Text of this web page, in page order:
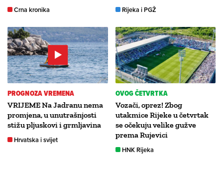
Crna kronika
Rijeka i PGŽ
PROGNOZA VREMENA
VRIJEME Na Jadranu nema
promjena, u unutrašnjosti
stižu pljuskovi i grmljavina
Hrvatska i svijet
OVOG ČETVRTKA
Vozači, oprez! Zbog
utakmice Rijeke u četvrtak
se očekuju velike gužve
prema Rujevici
HNK Rijeka